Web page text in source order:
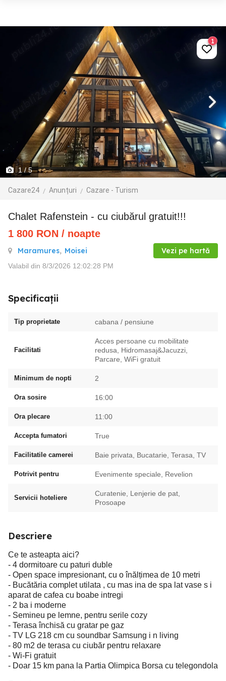
1 / 5
Cazare24 Anunțuri Cazare - Turism
1
Chalet Rafenstein - cu ciubărul gratuit!!!
1 800 RON / noapte
Maramures, Moisei Vezi pe hartă
Valabil din 8/3/2026 12:02:28 PM
Specificații
Tip proprietate cabana / pensiune
Facilitati
Acces persoane cu mobilitate
redusa, Hidromasaj&Jacuzzi,
Parcare, WiFi gratuit
Minimum de nopti 2
Ora sosire 16:00
Ora plecare 11:00
Accepta fumatori True
Facilitatile camerei Baie privata, Bucatarie, Terasa, TV
Potrivit pentru Evenimente speciale, Revelion
Servicii hoteliere
Curatenie, Lenjerie de pat,
Prosoape
Descriere
Ce te asteapta aici?
- 4 dormitoare cu paturi duble
- Open space impresionant, cu o înălțimea de 10 metri
- Bucătăria complet utilata , cu mas ina de spa lat vase s i
aparat de cafea cu boabe intregi
- 2 ba i moderne
- Semineu pe lemne, pentru serile cozy
- Terasa închisă cu gratar pe gaz
- TV LG 218 cm cu soundbar Samsung i n living
- 80 m2 de terasa cu ciubăr pentru relaxare
- Wi-Fi gratuit
- Doar 15 km pana la Partia Olimpica Borsa cu telegondola